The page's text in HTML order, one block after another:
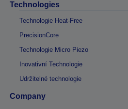
Technologies
Technologie Heat-Free
PrecisionCore
Technologie Micro Piezo
Inovativní Technologie
Udržitelné technologie
Company